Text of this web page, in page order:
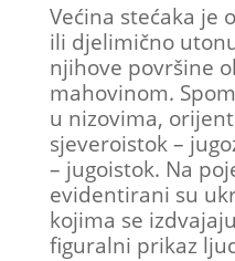
Većina stećaka je
ili djelimično
njihove površine
mahovinom.
u nizovima,
sjeveroistok –
– jugoistok. Na
evidentirani su
kojima se
figuralni prikaz